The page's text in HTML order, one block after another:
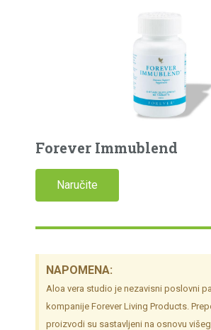
Forever Immublend
Naručite
NAPOMENA:
Aloa vera studio je nezavisni poslovni
kompanije Forever Living Products.
proizvodi su sastavljeni na osnovu